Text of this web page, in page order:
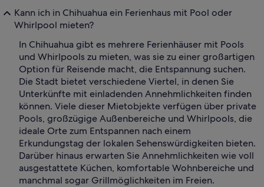
Kann ich in Chihuahua ein Ferienhaus mit Pool oder
Whirlpool mieten?
In Chihuahua gibt es mehrere Ferienhäuser mit Pools
und Whirlpools zu mieten, was sie zu einer großartigen
Option für Reisende macht, die Entspannung suchen.
Die Stadt bietet verschiedene Viertel, in denen Sie
Unterkünfte mit einladenden Annehmlichkeiten finden
können. Viele dieser Mietobjekte verfügen über private
Pools, großzügige Außenbereiche und Whirlpools, die
ideale Orte zum Entspannen nach einem
Erkundungstag der lokalen Sehenswürdigkeiten bieten.
Darüber hinaus erwarten Sie Annehmlichkeiten wie voll
ausgestattete Küchen, komfortable Wohnbereiche und
manchmal sogar Grillmöglichkeiten im Freien.